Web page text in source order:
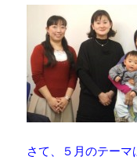
さて、５月のテー